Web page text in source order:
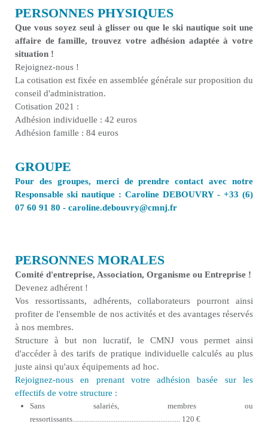
PERSONNES PHYSIQUES
Que vous soyez seul à glisser ou que le ski nautique soit une
affaire de famille, trouvez votre adhésion adaptée à votre
situation !
Rejoignez-nous !
La cotisation est fixée en assemblée générale sur proposition du
conseil d'administration.
Cotisation 2021 :
Adhésion individuelle : 42 euros
Adhésion famille : 84 euros
GROUPE
Pour des groupes, merci de prendre contact avec notre
Responsable ski nautique : Caroline DEBOUVRY - +33 (6)
07 60 91 80 - caroline.debouvry@cmnj.fr
PERSONNES MORALES
Comité d'entreprise, Association, Organisme ou Entreprise !
Devenez adhérent !
Vos ressortissants, adhérents, collaborateurs pourront ainsi
profiter de l'ensemble de nos activités et des avantages réservés
à nos membres.
Structure à but non lucratif, le CMNJ vous permet ainsi
d'accéder à des tarifs de pratique individuelle calculés au plus
juste ainsi qu'aux équipements ad hoc.
Rejoignez-nous en prenant votre adhésion basée sur les
effectifs de votre structure :
Sans salariés, membres ou
ressortissants............................................................ 120 €